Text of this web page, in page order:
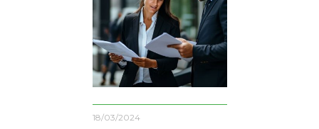
18/03/2024